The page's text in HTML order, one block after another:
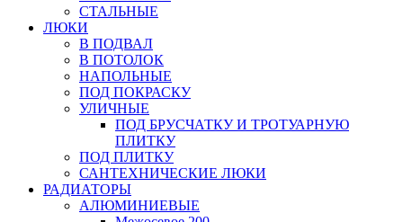
СТАЛЬНЫЕ
ЛЮКИ
В ПОДВАЛ
В ПОТОЛОК
НАПОЛЬНЫЕ
ПОД ПОКРАСКУ
УЛИЧНЫЕ
ПОД БРУСЧАТКУ И ТРОТУАРНУЮ
ПЛИТКУ
ПОД ПЛИТКУ
САНТЕХНИЧЕСКИЕ ЛЮКИ
РАДИАТОРЫ
АЛЮМИНИЕВЫЕ